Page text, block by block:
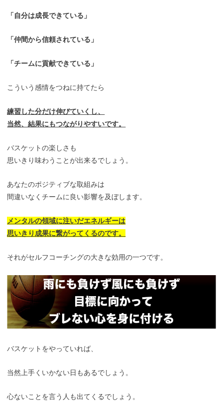
「自分は成長できている」
「仲間から信頼されている」
「チームに貢献できている」
こういう感情をつねに持てたら
練習した分だけ伸びていくし、
当然、結果にもつながりやすいです。
バスケットの楽しさも
思いきり味わうことが出来るでしょう。
あなたのポジティブな取組みは
間違いなくチームに良い影響を及ぼします。
メンタルの領域に注いだエネルギーは
思いきり 成果に繋がってくるのです。
それがセルフコーチングの大きな効用の一つです。
バスケットをやっていれば、
当然上手くいかない日もあるでしょう。
心ないことを言う人も出てくるでしょう。